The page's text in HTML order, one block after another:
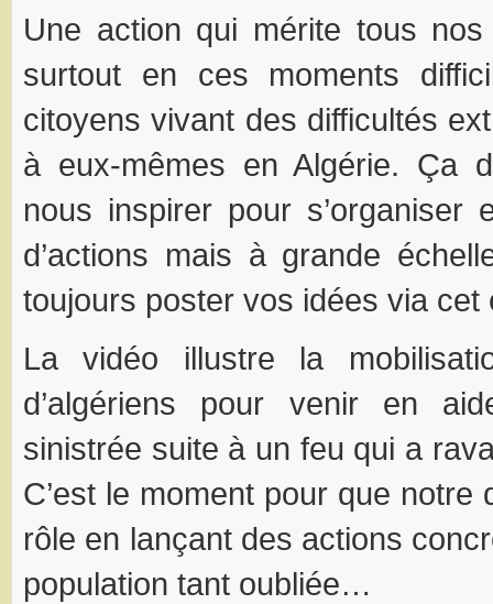
Une action qui mérite tous nos
surtout en ces moments
citoyens vivant des difficultés
à eux-mêmes en Algérie. Ça
nous inspirer pour s’organiser
d’actions mais à grande
toujours poster vos idées via cet
La vidéo illustre la
d’algériens pour venir en
sinistrée suite à un feu qui a
C’est le moment pour que notre
rôle en lançant des actions
population tant oubliée…